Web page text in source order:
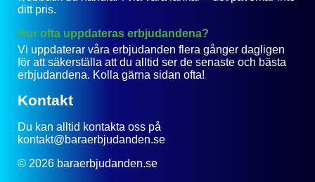
ditt pris.
Hur ofta uppdateras erbjudandena?
Vi uppdaterar våra erbjudanden flera gånger dagligen
för att säkerställa att du alltid ser de senaste och bästa
erbjudandena. Kolla gärna sidan ofta!
Kontakt
Du kan alltid kontakta oss på
kontakt@baraerbjudanden.se
© 2026 baraerbjudanden.se